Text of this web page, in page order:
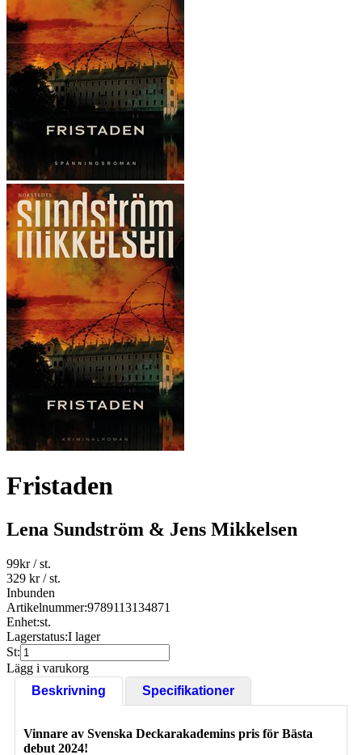
Fristaden
Lena Sundström & Jens Mikkelsen
99kr/ st.
329 kr/ st.
Inbunden
Artikelnummer:9789113134871
Enhet:st.
Lagerstatus:I lager
St:
Lägg i varukorg
Beskrivning
Specifikationer
Vinnare av Svenska Deckarakademins pris för Bästa
debut 2024!